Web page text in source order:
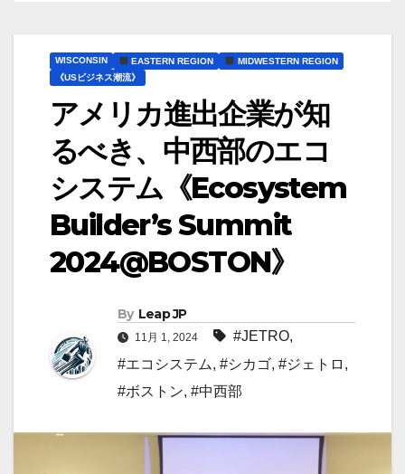
WISCONSIN EASTERN REGION
MIDWESTERN REGION
《USビジネス潮流》
アメリカ進出企業が知
るべき、中西部のエコ
システム《Ecosystem
Builder’s Summit
2024@BOSTON》
By Leap JP
11月 1, 2024 #JETRO,
#エコシステム, #シカゴ, #ジェトロ ,
#ボストン, #中西部